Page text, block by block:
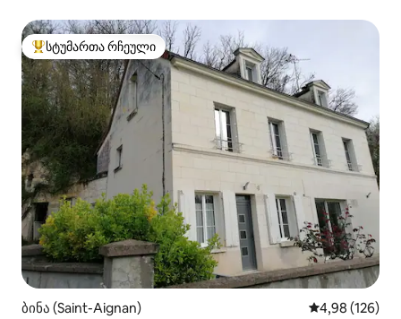
სტუმართა რჩეული მოწინავე ვარიანტი
სტუმართა რჩეული
ბინა (Saint-Aignan) საშუალო
4,98 (126)